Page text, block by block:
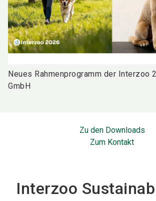
Neues Rahmenprogramm der Interzoo
GmbH
Zu den Downloads
Zum Kontakt
Interzoo